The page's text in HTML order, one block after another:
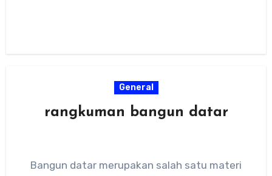
General
rangkuman bangun datar
Bangun datar merupakan salah satu materi